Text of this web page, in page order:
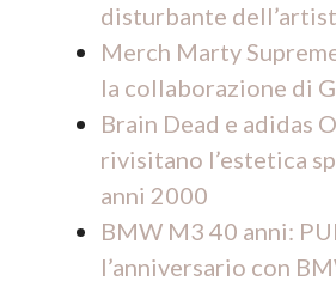
disturbante
Merch Marty
la collaborazione di
Brain Dead e adidas
rivisitano l’estetica
anni 2000
BMW M3 40 anni:
l’anniversario con